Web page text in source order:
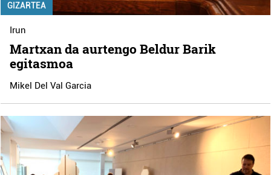
GIZARTEA
Irun
Martxan da aurtengo Beldur Barik
egitasmoa
Mikel Del Val Garcia